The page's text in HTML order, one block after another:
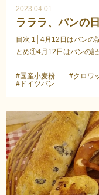
2023.04.01
ラララ、パンの
目次 1│4月12日はパンの
とめ①4月12日はパンの
#国産小麦粉
#クロワ
#ドイツパン